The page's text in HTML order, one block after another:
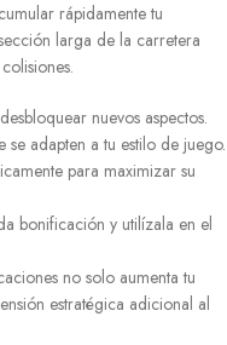
rápidamente tu
larga de la carretera
nuevos aspectos.
adapten a tu estilo de juego.
para maximizar su
bonificación y utilízala en el
no solo aumenta tu
estratégica adicional al